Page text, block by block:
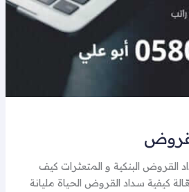
البنكية و المتعثرات كيف
كيفية سداد القروض الحياة مليانة